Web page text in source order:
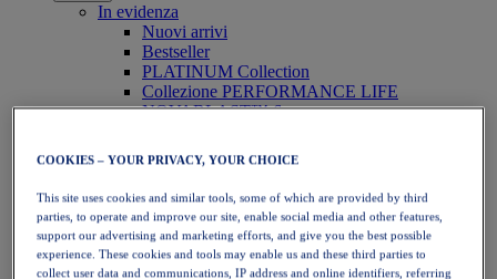
In evidenza
Nuovi arrivi
Bestseller
PLATINUM Collection
Collezione PERFORMANCE LIFE
NOVABLAST™ 6
Running
Trail running
Tennis
Pallavolo
Pallamano
Padel
Netball
COOKIES – YOUR PRIVACY, YOUR CHOICE
This site uses cookies and similar tools, some of which are provided by third
parties, to operate and improve our site, enable social media and other features,
support our advertising and marketing efforts, and give you the best possible
experience. These cookies and tools may enable us and these third parties to
collect user data and communications, IP address and online identifiers, referring